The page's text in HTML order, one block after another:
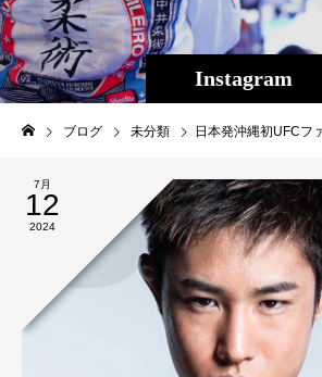
Instagram
ブログ 未分類 日本発沖縄初UFCファイターUFC（総合格闘技メジャーリーグ）フライ級ランキング5位「平良達郎〜UFC 最強への足跡 EP.1〜」7月15日PM12:00配信
7月
12
2024